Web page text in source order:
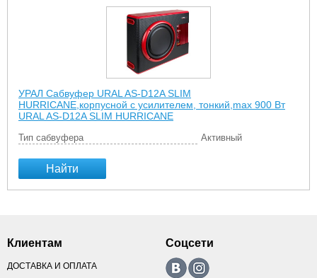
УРАЛ Сабвуфер URAL AS-D12A SLIM
HURRICANE,корпусной с усилителем, тонкий,max 900 Вт
URAL AS-D12A SLIM HURRICANE
Тип сабвуфера Активный
Найти
Клиентам
ДОСТАВКА И ОПЛАТА
Соцсети